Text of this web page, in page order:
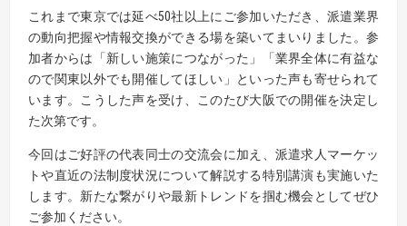
これまで東京では延べ50社以上にご参加いただき、派遣業界
の動向把握や情報交換ができる場を築いてまいりました。参
加者からは「新しい施策につながった」「業界全体に有益な
ので関東以外でも開催してほしい」といった声も寄せられて
います。こうした声を受け、このたび大阪での開催を決定し
た次第です。
今回はご好評の代表同士の交流会に加え、派遣求人マーケッ
トや直近の法制度状況について解説する特別講演も実施いた
します。新たな繋がりや最新トレンドを掴む機会としてぜひ
ご参加ください。